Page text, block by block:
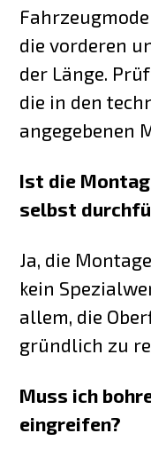
die vorderen
der Länge.
die in den
angegebenen
Ist die
selbst
Ja, die
kein
allem, die
gründlich zu
Muss ich
eingreifen?